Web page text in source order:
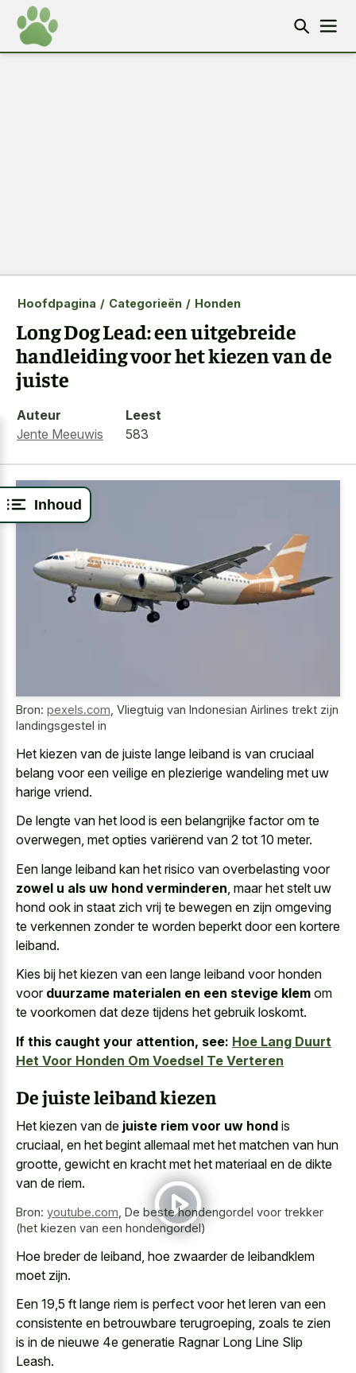
Inhoud
Hoofdpagina / Categorieën / Honden
Long Dog Lead: een uitgebreide
handleiding voor het kiezen van de
juiste
Auteur
Jente Meeuwis
Leest
583
Bron: pexels.com Vliegtuig van Indonesian Airlines trekt zijn
landingsgestel in
Het kiezen van de juiste lange leiband is van cruciaal
belang voor een veilige en plezierige wandeling met uw
harige vriend.
De lengte van het lood is een belangrijke factor om te
overwegen, met opties variërend van 2 tot 10 meter.
Een lange leiband kan het risico van overbelasting voor
zowel u als uw hond verminderen , maar het stelt uw
hond ook in staat zich vrij te bewegen en zijn omgeving
te verkennen zonder te worden beperkt door een kortere
leiband.
Kies bij het kiezen van een lange leiband voor honden
voor duurzame materialen en een stevige klem om
te voorkomen dat deze tijdens het gebruik loskomt.
If this caught your attention, see: Hoe Lang Duurt
Het Voor Honden Om Voedsel Te Verteren
De juiste leiband kiezen
Het kiezen van de juiste riem voor uw hond is
cruciaal, en het begint allemaal met het matchen van hun
grootte, gewicht en kracht met het materiaal en de dikte
van de riem.
Bron: youtube.com De beste hondengordel voor trekker
(het kiezen van een hondengordel)
Hoe breder de leiband, hoe zwaarder de leibandklem
moet zijn.
Een 19,5 ft lange riem is perfect voor het leren van een
consistente en betrouwbare terugroeping, zoals te zien
is in de nieuwe 4e generatie Ragnar Long Line Slip
Leash.